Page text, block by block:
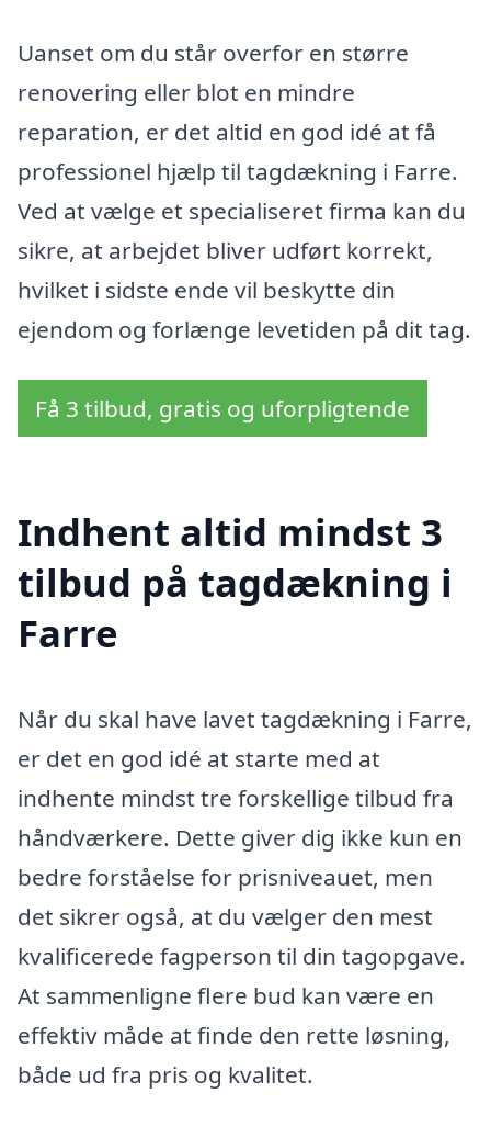
Uanset om du står overfor en større
renovering eller blot en mindre
reparation, er det altid en god idé at få
professionel hjælp til tagdækning i Farre.
Ved at vælge et specialiseret firma kan du
sikre, at arbejdet bliver udført korrekt,
hvilket i sidste ende vil beskytte din
ejendom og forlænge levetiden på dit tag.
Få 3 tilbud, gratis og uforpligtende
Indhent altid mindst 3
tilbud på tagdækning i
Farre
Når du skal have lavet tagdækning i Farre,
er det en god idé at starte med at
indhente mindst tre forskellige tilbud fra
håndværkere. Dette giver dig ikke kun en
bedre forståelse for prisniveauet, men
det sikrer også, at du vælger den mest
kvalificerede fagperson til din tagopgave.
At sammenligne flere bud kan være en
effektiv måde at finde den rette løsning,
både ud fra pris og kvalitet.